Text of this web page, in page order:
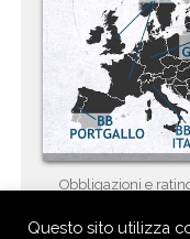
Obbligazioni e
Questo sito utilizza